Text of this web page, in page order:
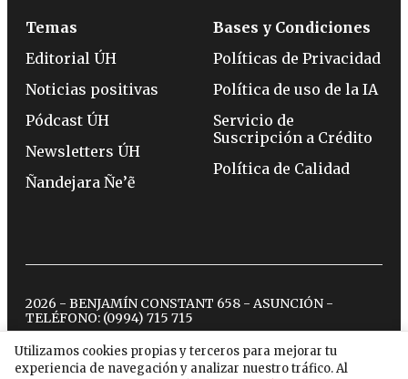
Utilizamos cookies propias y terceros para mejorar tu
experiencia de navegación y analizar nuestro tráfico. Al
Temas
Editorial ÚH
Noticias positivas
Pódcast ÚH
Newsletters ÚH
Ñandejara Ñe’ẽ
Bases y Condiciones
Políticas de Privacidad
Política de uso de la IA
Servicio de
Suscripción a Crédito
Política de Calidad
2026 - BENJAMÍN CONSTANT 658 - ASUNCIÓN -
TELÉFONO: (0994) 715 715